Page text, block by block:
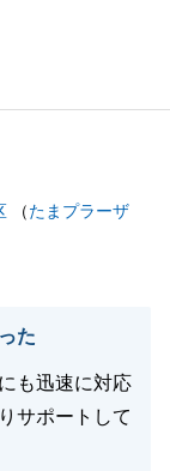
すことが出来
掛けくださ
（たまプラーザ
た
も迅速に対応
サポートして